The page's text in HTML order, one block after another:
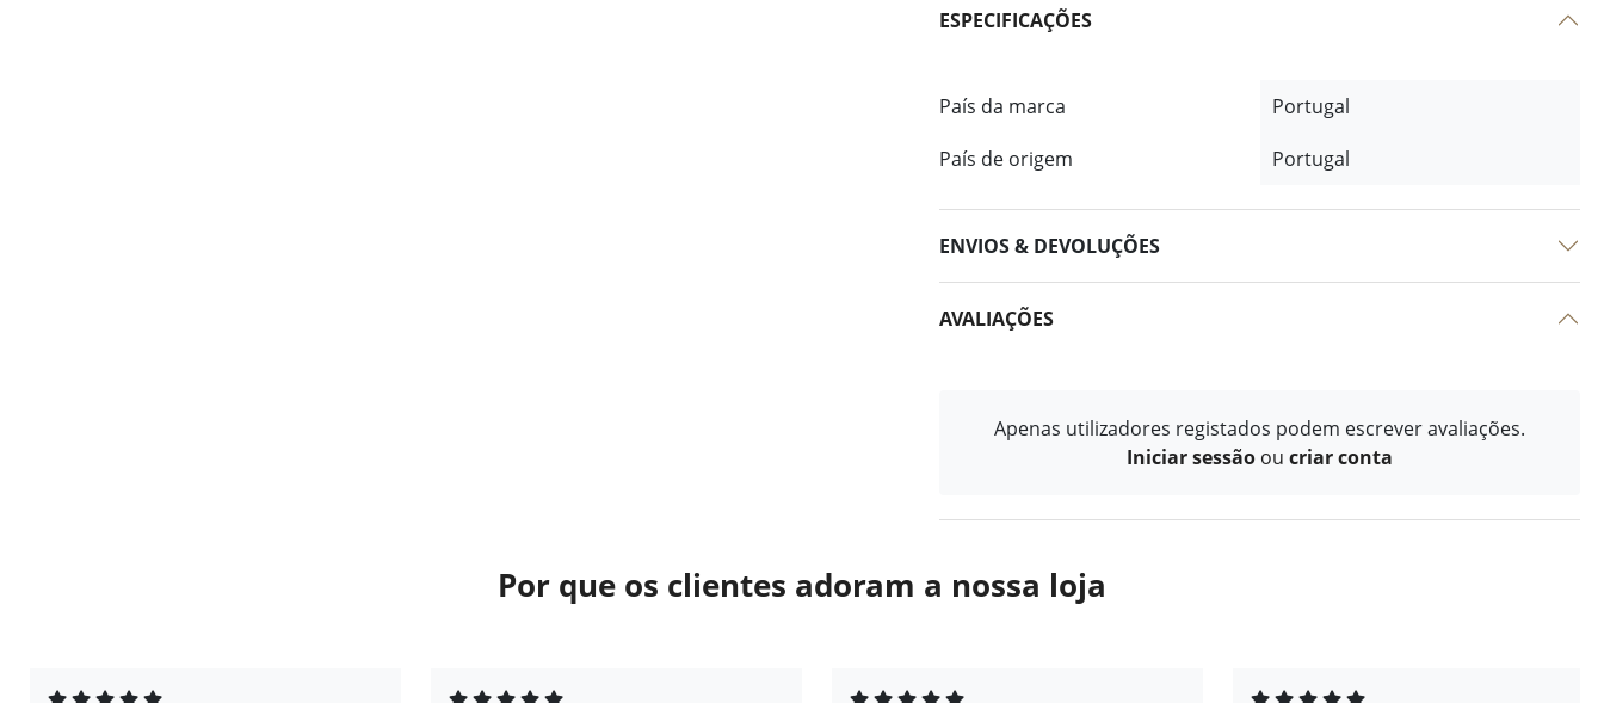
ESPECIFICAÇÕES
País da marca
Portugal
País de origem
Portugal
ENVIOS & DEVOLUÇÕES
AVALIAÇÕES
Apenas utilizadores registados podem escrever avaliações.
Iniciar sessão ou criar conta
Por que os clientes adoram a nossa loja